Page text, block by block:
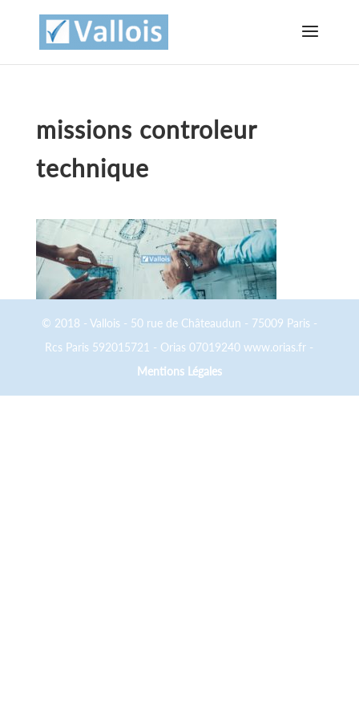
missions controleur
technique
© 2018 - Vallois - 50 rue de Châteaudun - 75009 Paris -
Rcs Paris 592015721 - Orias 07019240 www.orias.fr -
Mentions Légales